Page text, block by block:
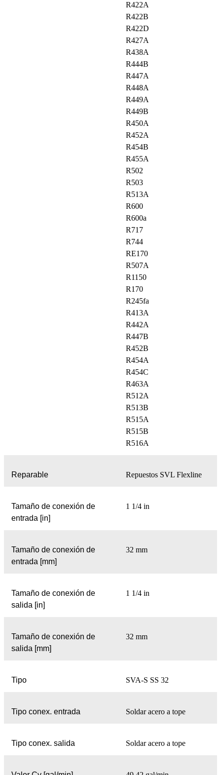
R422A
R422B
R422D
R427A
R438A
R444B
R447A
R448A
R449A
R449B
R450A
R452A
R454B
R455A
R502
R503
R513A
R600
R600a
R717
R744
RE170
R507A
R1150
R170
R245fa
R413A
R442A
R447B
R452B
R454A
R454C
R463A
R512A
R513B
R515A
R515B
R516A
Reparable Repuestos SVL Flexline
Tamaño de conexión de
entrada [in]
1 1/4 in
Tamaño de conexión de
entrada [mm]
32 mm
Tamaño de conexión de
salida [in]
1 1/4 in
Tamaño de conexión de
salida [mm]
32 mm
Tipo SVA-S SS 32
Tipo conex. entrada Soldar acero a tope
Tipo conex. salida Soldar acero a tope